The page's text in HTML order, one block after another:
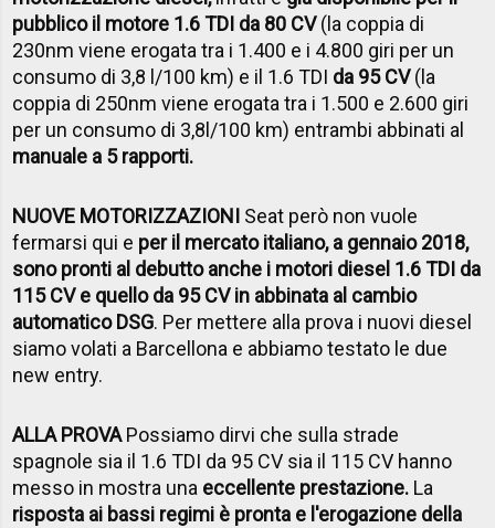
pubblico il motore 1.6 TDI da 80 CV(la coppia di
230nm viene erogata tra i 1.400 e i 4.800 giri per un
consumo di 3,8 l/100 km) e il 1.6 TDI da 95 CV(la
coppia di 250nm viene erogata tra i 1.500 e 2.600 giri
per un consumo di 3,8l/100 km) entrambi abbinati al
manuale a 5 rapporti.
NUOVE MOTORIZZAZIONI Seat però non vuole
fermarsi qui e per il mercato italiano, a gennaio 2018,
sono pronti al debutto anche i motori diesel 1.6 TDI da
115 CV e quello da 95 CV in abbinata al cambio
automatico DSG. Per mettere alla prova i nuovi diesel
siamo volati a Barcellona e abbiamo testato le due
new entry.
ALLA PROVAPossiamo dirvi che sulla strade
spagnole sia il 1.6 TDI da 95 CV sia il 115 CV hanno
messo in mostra una eccellente prestazione. La
risposta ai bassi regimi è pronta e l'erogazione della